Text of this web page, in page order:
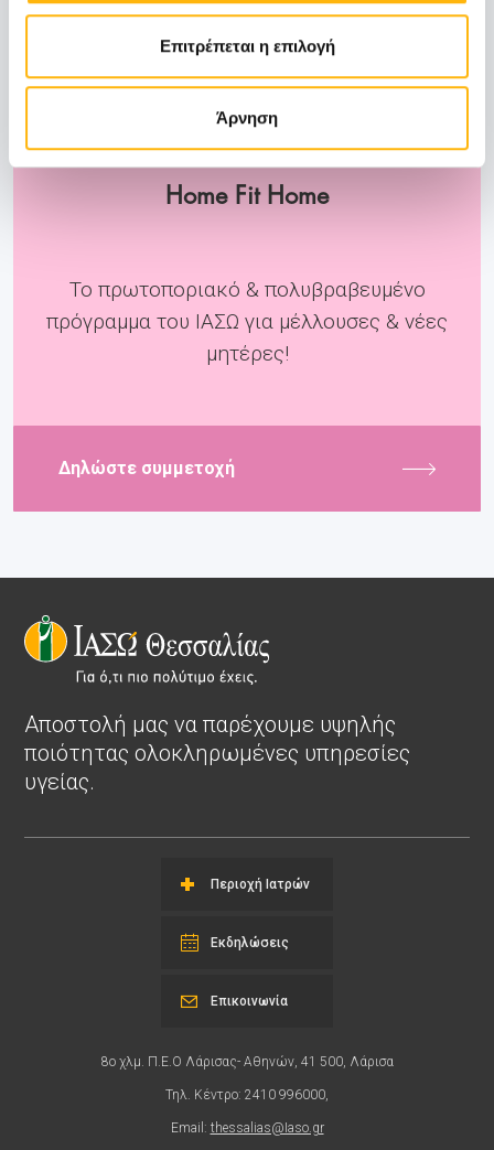
Επιτρέπεται η επιλογή
Άρνηση
Home Fit Home
Το πρωτοποριακό & πολυβραβευμένο
πρόγραμμα του ΙΑΣΩ για μέλλουσες & νέες
μητέρες!
Δηλώστε συμμετοχή
Αποστολή μας να παρέχουμε υψηλής
ποιότητας ολοκληρωμένες υπηρεσίες
υγείας.
Περιοχή Ιατρών
Εκδηλώσεις
8ο χλμ. Π.Ε.Ο Λάρισας- Αθηνών, 41 500, Λάρισα
Τηλ. Κέντρο: 2410 996000,
Email: thessalias@Iaso.gr
Επικοινωνία